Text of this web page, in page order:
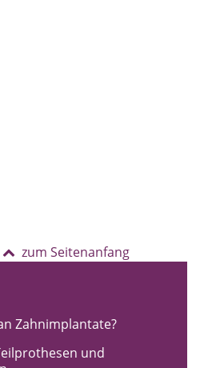
zum Seitenanfang
Zahnimplantate?
und